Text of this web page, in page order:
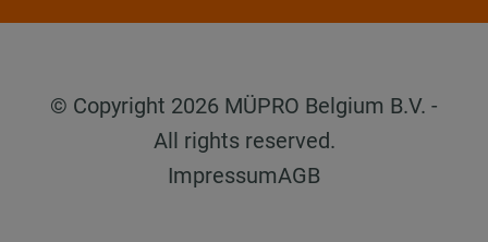
© Copyright 2026 MÜPRO Belgium B.V. -
All rights reserved.
ImpressumAGB